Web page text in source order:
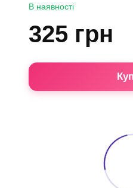
В наявності
325 грн